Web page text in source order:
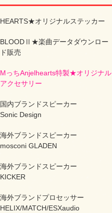
HEARTS★オリジナルステッカー
BLOODⅡ★楽曲データダウンロー
ド販売
MっちAnjelhearts特製★オリジナル
アクセサリー
国内ブランドスピーカー
Sonic Design
海外ブランドスピーカー
mosconi GLADEN
海外ブランドスピーカー
KICKER
海外ブランドプロセッサー
HELIX/MATCH/ESXaudio